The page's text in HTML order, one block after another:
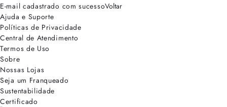
E-mail cadastrado com sucessoVoltar
Ajuda e Suporte
Políticas de Privacidade
Central de Atendimento
Termos de Uso
Sobre
Nossas Lojas
Seja um Franqueado
Sustentabilidade
Certificado